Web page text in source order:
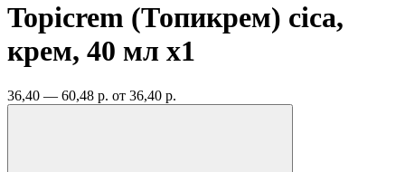
Topicrem (Топикрем) cica,
крем, 40 мл x1
36,40 — 60,48 р. от 36,40 р.